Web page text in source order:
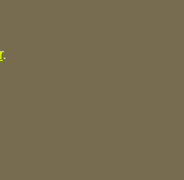
.